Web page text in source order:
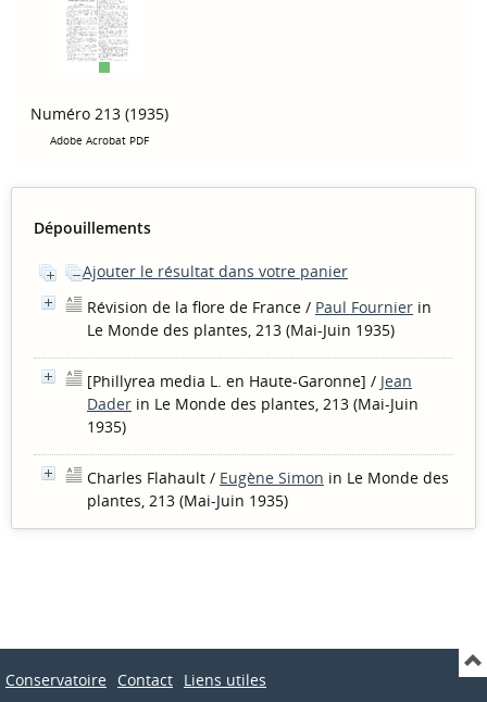
Numéro 213 (1935)
Adobe Acrobat PDF
Dépouillements
Ajouter le résultat dans votre panier
Révision de la flore de France / Paul Fournier in
Le Monde des plantes, 213 (Mai-Juin 1935)
[Phillyrea media L. en Haute-Garonne] / Jean
Dader in Le Monde des plantes, 213 (Mai-Juin
1935)
Charles Flahault / Eugène Simon in Le Monde des
plantes, 213 (Mai-Juin 1935)
Conservatoire Contact Liens utiles